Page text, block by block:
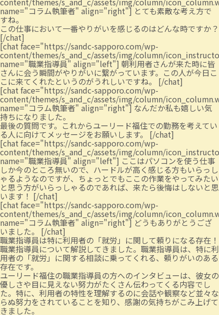
name="コラム執筆者" align="right"] とても素敵な考え方で
すね。
この仕事において一番やりがいを感じるのはどんな時ですか？
[/chat]
[chat face="https://sandc-sapporo.com/wp-
content/themes/s_and_c/assets/img/column/
name="職業指導員" align="left"] 朝利用者さんが来た時に皆
さんに会う瞬間がやりがいに繋がっています。この人が今日こ
こに来てくれたというのがうれしいですね。 [/chat]
[chat face="https://sandc-sapporo.com/wp-
content/themes/s_and_c/assets/img/column/
name="コラム執筆者" align="right"] なんだか私も嬉しい気
持ちになりました。
最後の質問です。これからユーリード福住での勤務を考えてい
る人に向けてメッセージをお願いします。 [/chat]
[chat face="https://sandc-sapporo.com/wp-
content/themes/s_and_c/assets/img/column/
name="職業指導員" align="left"] ここはパソコンを使う仕事
しか今のところ無いので、ハードルが高く感じる方もいらっし
ゃるようなのですが、ちょっとでもここの作業をやってみたい
と思う方がいらっしゃるのであれば、来たら後悔はしないと思
います！ [/chat]
[chat face="https://sandc-sapporo.com/wp-
content/themes/s_and_c/assets/img/column/
name="コラム執筆者" align="right"] どうもありがとうござ
いました。 [/chat]
職業指導員は特に利用者の「就労」に関して頼りになる存在！
職業指導員について解説してきました。職業指導員は、特に利
用者の「就労」に関する相談に乗ってくれる、頼りがいのある
存在です。
ユーリード福住の職業指導員の方へのインタビューは、彼女の
優しさや目に見えない努力がたくさん伝わってくる内容でし
た。特に、利用者の特性を理解するのに会話や観察など並々な
らぬ努力をされていることを知り、感謝の気持ちがこみ上げて
きました。